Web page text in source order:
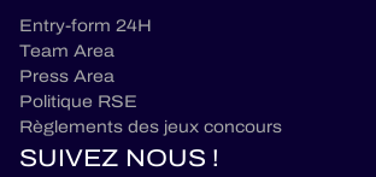
Entry-form 24H
Team Area
Press Area
Politique RSE
Règlements des jeux concours
SUIVEZ NOUS !